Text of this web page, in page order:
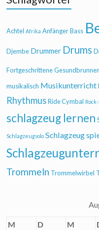
Achtel Afrika Anfänger Bass
Djembe Drummer Drums
Fortgeschrittene Gesundbrunnen
musikalisch Musikunterricht
Rhythmus Ride Cymbal
schlagzeug lernen
Schlagzeugsolo Schlagzeug
Trommeln Trommelwirbel
M D M